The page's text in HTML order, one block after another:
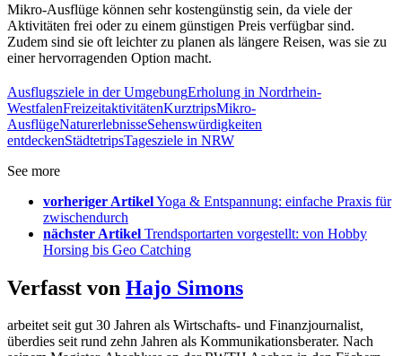
Mikro-Ausflüge können sehr kostengünstig sein, da viele der
Aktivitäten frei oder zu einem günstigen Preis verfügbar sind.
Zudem sind sie oft leichter zu planen als längere Reisen, was sie zu
einer hervorragenden Option macht.
Ausflugsziele in der UmgebungErholung in Nordrhein-
WestfalenFreizeitaktivitätenKurztripsMikro-
AusflügeNaturerlebnisseSehenswürdigkeiten
entdeckenStädtetripsTagesziele in NRW
See more
vorheriger ArtikelYoga & Entspannung: einfache Praxis für
zwischendurch
nächster Artikel Trendsportarten vorgestellt: von Hobby
Horsing bis Geo Catching
Verfasst von Hajo Simons
arbeitet seit gut 30 Jahren als Wirtschafts- und Finanzjournalist,
überdies seit rund zehn Jahren als Kommunikationsberater. Nach